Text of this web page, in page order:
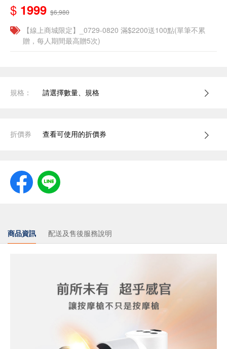
$ 1999 $6,980
【線上商城限定】_0729-0820 滿$2200送100點(單筆不累
贈，每人期間最高贈5次)
規格： 請選擇數量、規格
折價券 查看可使用的折價券
商品資訊 配送及售後服務說明